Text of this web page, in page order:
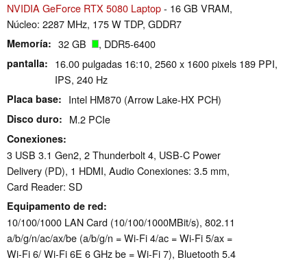
NVIDIA GeForce RTX 5080 Laptop- 16 GB VRAM,
Núcleo: 2287 MHz, 175 W TDP, GDDR7
Memoría 32 GB , DDR5-6400
pantalla
16.00 pulgadas 16:10, 2560 x 1600 pixels 189 PPI,
IPS, 240 Hz
Placa base Intel HM870 (Arrow Lake-HX PCH)
Disco duro M.2 PCIe
Conexiones
3 USB 3.1 Gen2, 2 Thunderbolt 4, USB-C Power
Delivery (PD), 1 HDMI, Audio Conexiones: 3.5 mm,
Card Reader: SD
Equipamento de red
10/100/1000 LAN Card (10/100/1000MBit/s), 802.11
a/​b/​g/​n/​ac/​ax/​be (a/b/g/n = Wi-Fi 4/ac = Wi-Fi 5/ax =
Wi-Fi 6/ Wi-Fi 6E 6 GHz be = Wi-Fi 7), Bluetooth 5.4